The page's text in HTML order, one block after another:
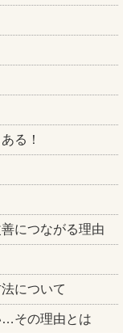
る！
につながる理由
について
…その理由とは